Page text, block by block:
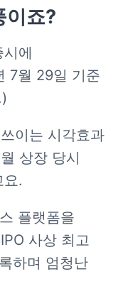
이죠?
에
7월 29일 기준
이는 시각효과
상장 당시
.
플랫폼을
사상 최고
하며 엄청난